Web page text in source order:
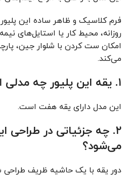
فرم کلاسیک و ظاهر ساده این
روزانه، محیط کار یا استایل‌های
امکان ست کردن با شلوار جین،
می‌کند.
۱. یقه این پلیور چه مدلی است؟
این مدل دارای یقه هفت است.
۲. چه جزئیاتی در طراحی
می‌شود؟
دور یقه با یک حاشیه ظریف طراحی